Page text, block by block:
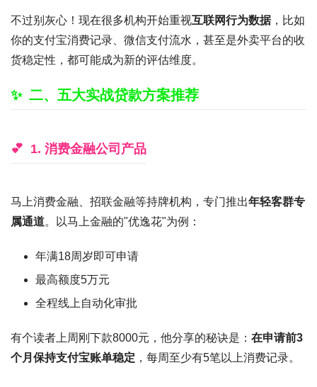
不过别灰心！现在很多机构开始重视互联网行为数据，比如
你的支付宝消费记录、微信支付流水，甚至是外卖平台的收
货稳定性，都可能成为新的评估维度。
二、五大实战贷款方案推荐
1. 消费金融公司产品
马上消费金融、招联金融等持牌机构，专门推出年轻客群专
属通道。以马上金融的"优逸花"为例：
年满18周岁即可申请
最高额度5万元
全程线上自动化审批
有个读者上周刚下款8000元，他分享的秘诀是： 在申请前3
个月保持支付宝账单稳定 ，每周至少有5笔以上消费记录。